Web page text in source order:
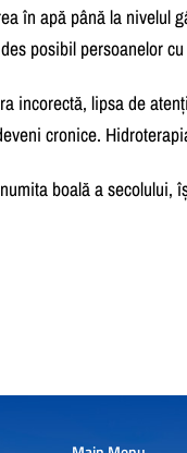
în apă până la nivelul
posibil persoanelor
incorectă, lipsa de
cronice.
boală a